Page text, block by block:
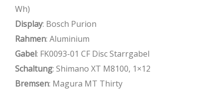
Wh)
Display: Bosch Purion
Rahmen: Aluminium
Gabel: FK0093-01 CF Disc Starrgabel
Schaltung: Shimano XT M8100, 1×12
Bremsen: Magura MT Thirty